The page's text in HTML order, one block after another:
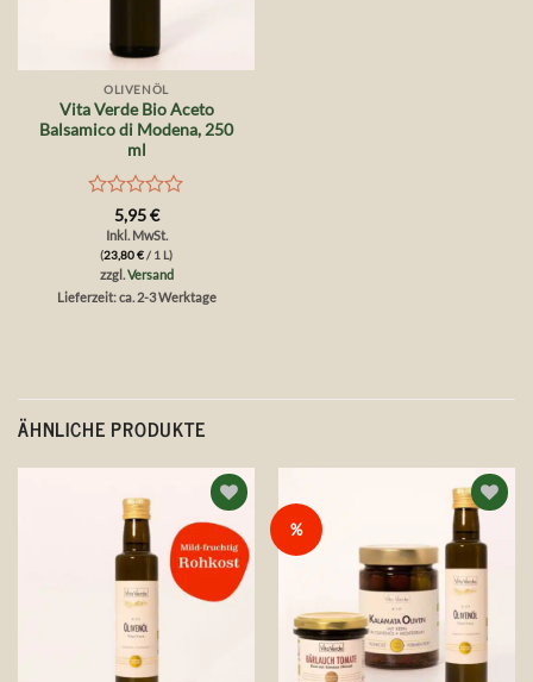
OLIVENÖL
Vita Verde Bio Aceto
Balsamico di Modena, 250
ml
Bewertet
mit
von
5,95€
Inkl. MwSt.
(23,80€/ 1 L)
zzgl.Versand
Lieferzeit: ca. 2-3 Werktage
ÄHNLICHE PRODUKTE
Auf die
Wunschliste
%
Auf die
Wunschliste